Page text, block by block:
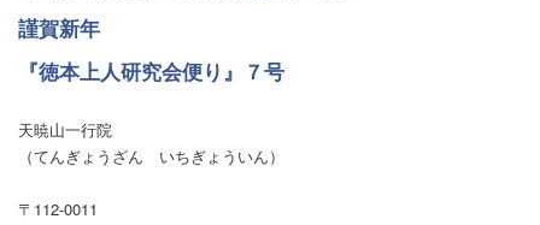
謹賀新年
『徳本上人研究会便り』７号
天暁山一行院
（てんぎょうざん いちぎょういん）
〒112-0011